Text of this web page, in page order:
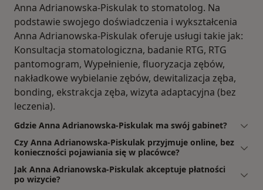
Anna Adrianowska-Piskulak to stomatolog. Na
podstawie swojego doświadczenia i wykształcenia
Anna Adrianowska-Piskulak oferuje usługi takie jak:
Konsultacja stomatologiczna, badanie RTG, RTG
pantomogram, Wypełnienie, fluoryzacja zębów,
nakładkowe wybielanie zębów, dewitalizacja zęba,
bonding, ekstrakcja zęba, wizyta adaptacyjna (bez
leczenia).
Gdzie Anna Adrianowska-Piskulak ma swój gabinet?
Czy Anna Adrianowska-Piskulak przyjmuje online, bez
konieczności pojawiania się w placówce?
Jak Anna Adrianowska-Piskulak akceptuje płatności
po wizycie?